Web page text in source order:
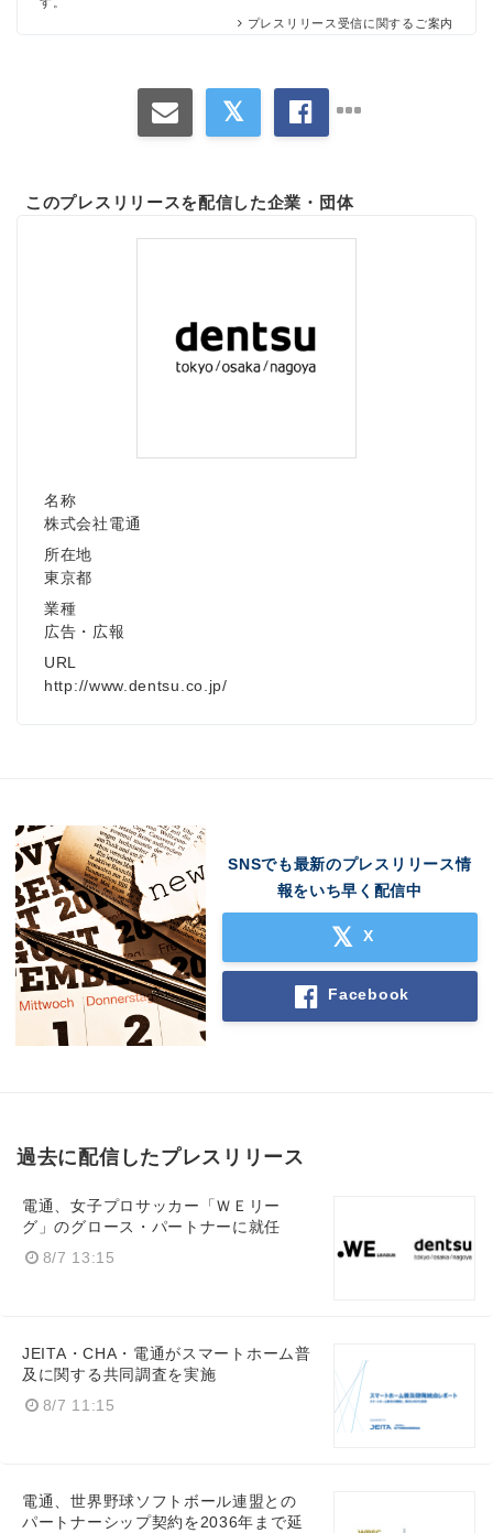
プレスリリース受信に関するご案内
このプレスリリースを配信した企業・団体
名称
株式会社電通
所在地
東京都
業種
広告・広報
URL
http://www.dentsu.co.jp/
SNSでも最新のプレスリリース情
報をいち早く配信中
X
Facebook
過去に配信したプレスリリース
電通、女子プロサッカー「ＷＥリー
グ」のグロース・パートナーに就任
8/7 13:15
JEITA・CHA・電通がスマートホーム普
及に関する共同調査を実施
8/7 11:15
電通、世界野球ソフトボール連盟との
パートナーシップ契約を2036年まで延